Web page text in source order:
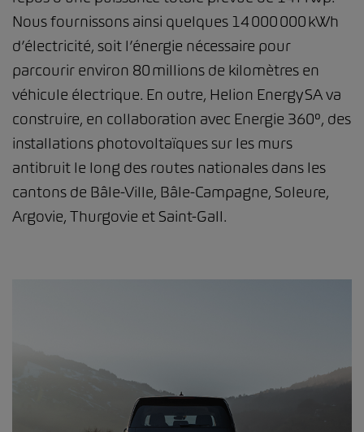
Nous fournissons ainsi quelques 14 000 000 kWh
d’électricité, soit l’énergie nécessaire pour
parcourir environ 80 millions de kilomètres en
véhicule électrique. En outre, Helion Energy SA va
construire, en collaboration avec Energie 360°, des
installations photovoltaïques sur les murs
antibruit le long des routes nationales dans les
cantons de Bâle-Ville, Bâle-Campagne, Soleure,
Argovie, Thurgovie et Saint-Gall.